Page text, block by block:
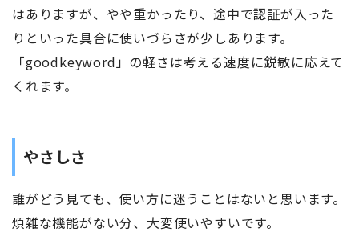
はありますが、やや重かったり、途中で認証が入った
りといった具合に使いづらさが少しあります。
「goodkeyword」の軽さは考える速度に鋭敏に応えて
くれます。
やさしさ
誰がどう見ても、使い方に迷うことはないと思います。
煩雑な機能がない分、大変使いやすいです。